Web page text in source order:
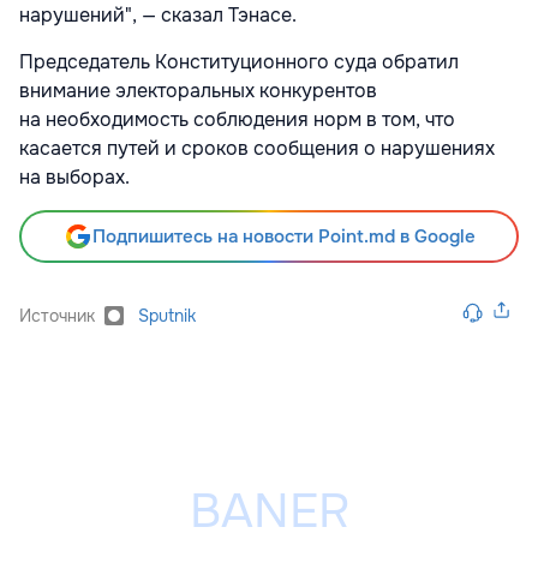
нарушений", — сказал Тэнасе.
Председатель Конституционного суда обратил
внимание электоральных конкурентов
на необходимость соблюдения норм в том, что
касается путей и сроков сообщения о нарушениях
на выборах.
Подпишитесь на новости Point.md в Google
Источник Sputnik